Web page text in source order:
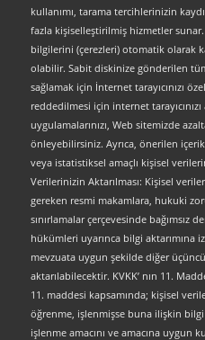
kullanımı, tarama tercihlerinizin
fazla kişiselleştirilmiş hizmetler sunar.
bilgilerini (çerezleri) otomatik olarak
olabilir. Sabit diskinize gönderilen
sağlamak için İnternet tarayıcınızı
reddedilmesi için internet
uygulamalarınızı, Web sitemizde
önleyebilirsiniz. Ayrıca, önerilen
veya istatistiksel amaçlı kişisel
Verilerinizin Aktarılması: Kişisel
gereken resmi makamlara, hukuki
sınırlamalar çerçevesinde bağımsız
hükümleri uyarınca bilgi aktarımına
mevzuata uygun şekilde diğer
aktarılabilecektir. KVKK’ nın 11.
11. maddesi kapsamında; kişisel
öğrenme, işlenmişse buna ilişkin
işlenme amacını ve amacına uygun